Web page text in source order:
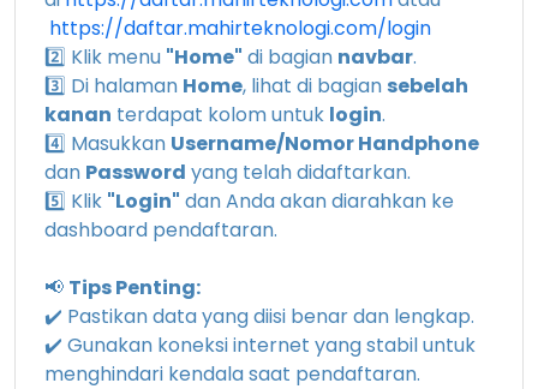
https://daftar.mahirteknologi.com/login
2️⃣ Klik menu "Home" di bagian navbar.
3️⃣ Di halaman Home, lihat di bagian sebelah
kanan terdapat kolom untuk login.
4️⃣ Masukkan Username/Nomor Handphone
dan Password yang telah didaftarkan.
5️⃣ Klik "Login" dan Anda akan diarahkan ke
dashboard pendaftaran.
📢 Tips Penting:
✔️ Pastikan data yang diisi benar dan lengkap.
✔️ Gunakan koneksi internet yang stabil untuk
menghindari kendala saat pendaftaran.